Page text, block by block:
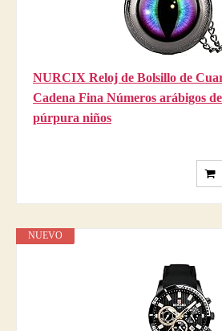
NURCIX Reloj de Bolsillo de
Cadena Fina Números arábigos
púrpura niños
NUEVO